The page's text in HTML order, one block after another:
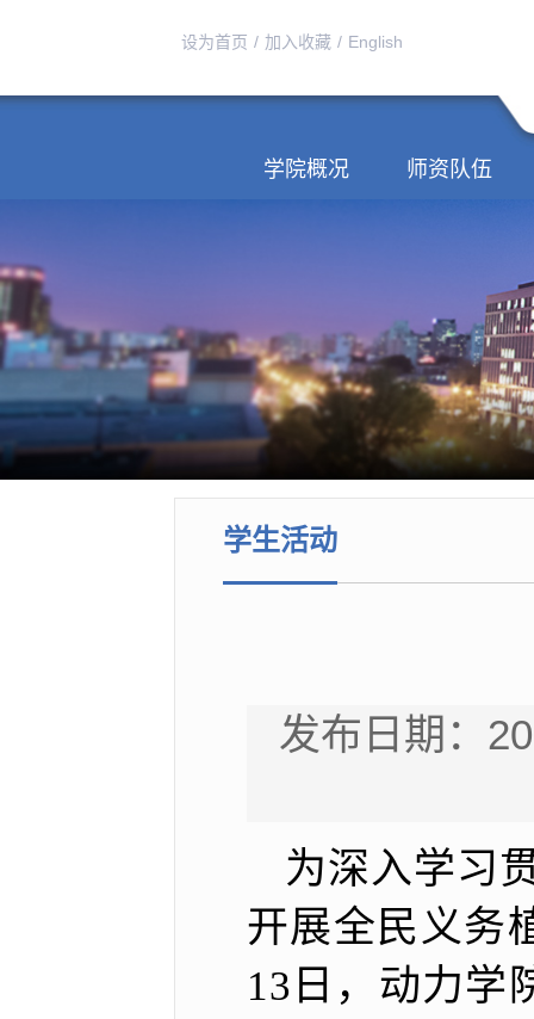
设为首页 / 加入收藏 / English
学院概况 师资队伍
学生活动
发布日期：
为深入学习
开展全民义务
13日，动力学